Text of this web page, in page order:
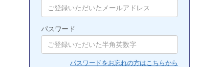
パスワード
パスワードをお忘れの方はこちらから